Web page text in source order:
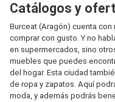
Catálogos y
Burceat (Aragón) cuenta
comprar con gusto. Y no
en supermercados, sino
muebles que puedes
del hogar. Esta ciudad
de ropa y zapatos. Aquí
moda, y además podrás